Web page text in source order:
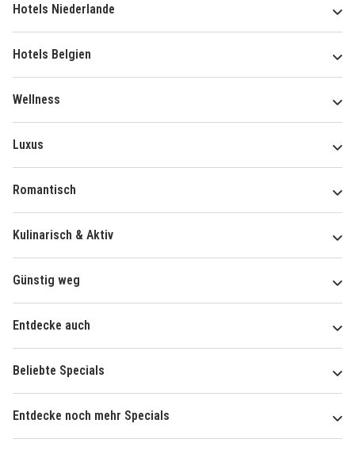
Hotels Niederlande
Hotels Belgien
Wellness
Luxus
Romantisch
Kulinarisch & Aktiv
Günstig weg
Entdecke auch
Beliebte Specials
Entdecke noch mehr Specials